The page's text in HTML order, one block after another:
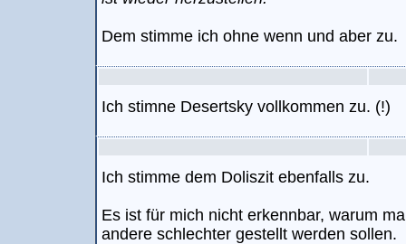
Dem stimme ich ohne wenn und aber zu.
Ich stimne Desertsky vollkommen zu. (!)
Ich stimme dem Doliszit ebenfalls zu.
Es ist für mich nicht erkennbar, warum
andere schlechter gestellt werden sollen.